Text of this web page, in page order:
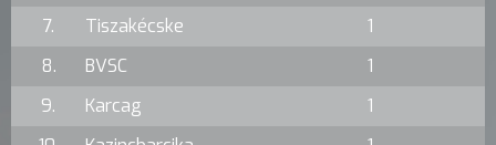
7.
Tiszakécske
1
8.
BVSC
1
9.
Karcag
1